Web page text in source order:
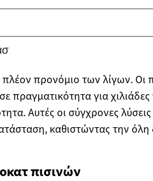
προνόμιο των λίγων. Οι
πραγματικότητα για
Αυτές οι σύγχρονες
καθιστώντας την όλη
πισινών